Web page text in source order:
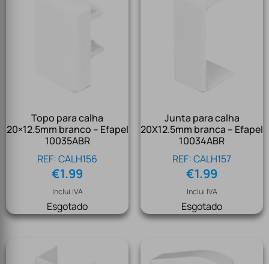
Topo para calha
20×12.5mm branco – Efapel
10035ABR
REF: CALH156
€1.99
Inclui IVA
Esgotado
Junta para calha
20X12.5mm branca – Efapel
10034ABR
REF: CALH157
€1.99
Inclui IVA
Esgotado